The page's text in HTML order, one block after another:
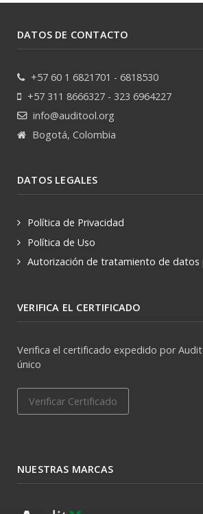
DATOS DE CONTACTO
+57 60 1 6821701 - 6818530
+57 311 8666327 - 323 6964227
info@auditool.org
Bogotá, Colombia
DATOS LEGALES
Política de Privacidad
Política de Uso
Autorización de tratamiento de datos
VERIFICA EL CERTIFICADO
Verifica el certificado expedido por
único
Verificar Certificado
NUESTRAS MARCAS